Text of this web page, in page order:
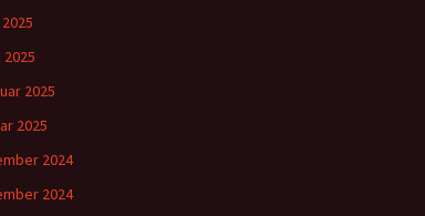
2025
2025
2024
2024